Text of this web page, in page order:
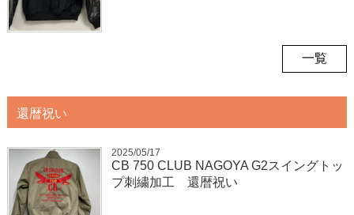
一覧
還暦祝い
2025/05/17
CB 750 CLUB NAGOYA G2スイングトッ
プ刺繍加工 還暦祝い